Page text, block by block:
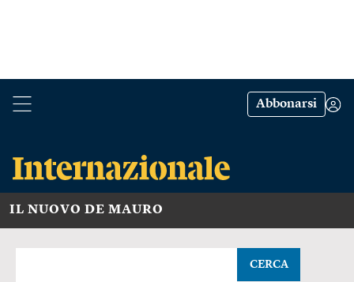
Abbonarsi
IL NUOVO DE MAURO
CERCA